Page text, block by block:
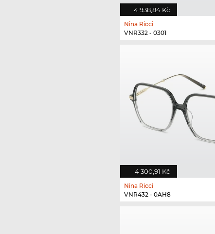
4 938,84 Kč
Nina Ricci
VNR332 - 0301
4 300,91 Kč
Nina Ricci
VNR432 - 0AH8